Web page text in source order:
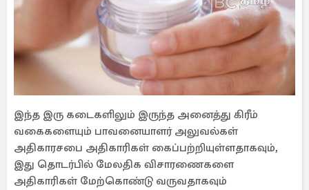
இந்த இரு கடைகளிலும் இருந்த அனைத்து கிரீம்
வகைகளையும் பாவனையாளர் அலுவல்கள்
அதிகாரசபை அதிகாரிகள் கைப்பற்றியுள்ளதாகவும்,
இது தொடர்பில் மேலதிக விசாரணைகளை
அதிகாரிகள் மேற்கொண்டு வருவதாகவும்